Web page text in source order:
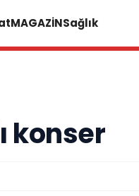
MAGAZİNSağlık
konser